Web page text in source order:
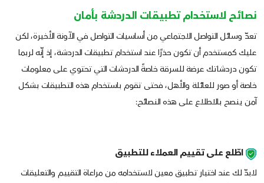
نصائح لاستخدام تطبيقات الدردشة بأمان
تعدّ وسائل التواصل الاجتماعي من أساسيات التواصل في الآونة الأخيرة، لكن
عليك كمستخدم أن تكون حذرًا عند استخدام تطبيقات الدردشة، إذ إنّه لربما
تكون دردشاتك عرضة للسرقة خاصةً الدردشات التي تحتوي على معلومات
خاصة أو صور للعائلة والأهل، فحتى تقوم باستخدام هذه التطبيقات بشكل
آمن ينصح بالاطلاع على هذه النصائح:
اطّلع على تقييم العملاء للتطبيق
لابدّ لك عند اختيار تطبيق معين لاستخدامه من مراعاة التقييم والتعليقات